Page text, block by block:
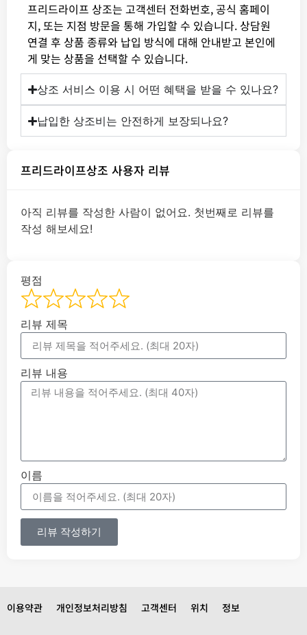
프리드라이프 상조는 고객센터 전화번호, 공식 홈페이
지, 또는 지점 방문을 통해 가입할 수 있습니다. 상담원
연결 후 상품 종류와 납입 방식에 대해 안내받고 본인에
게 맞는 상품을 선택할 수 있습니다.
상조 서비스 이용 시 어떤 혜택을 받을 수 있나요?
납입한 상조비는 안전하게 보장되나요?
프리드라이프상조 사용자 리뷰
아직 리뷰를 작성한 사람이 없어요. 첫번째로 리뷰를
작성 해보세요!
평점
리뷰 제목
리뷰 내용
이름
리뷰 작성하기
이용약관 개인정보처리방침 고객센터 위치 정보